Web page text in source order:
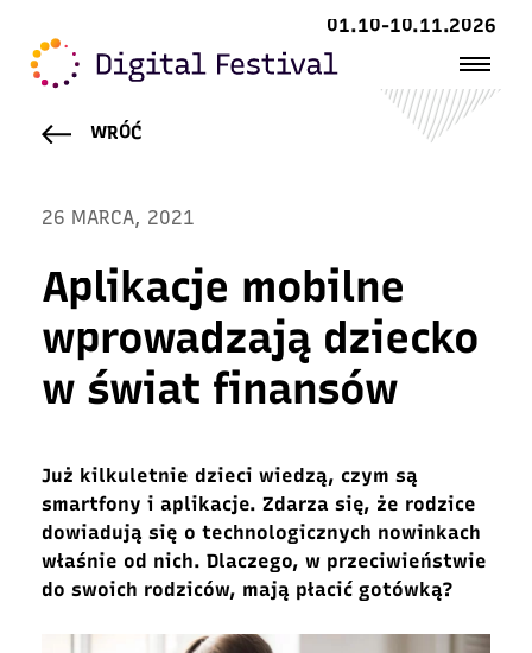
01.10-10.11.2026
WRÓĆ
26 MARCA, 2021
Aplikacje mobilne
wprowadzają dziecko
w świat finansów
Już kilkuletnie dzieci wiedzą, czym są
smartfony i aplikacje. Zdarza się, że rodzice
dowiadują się o technologicznych nowinkach
właśnie od nich. Dlaczego, w przeciwieństwie
do swoich rodziców, mają płacić gotówką?